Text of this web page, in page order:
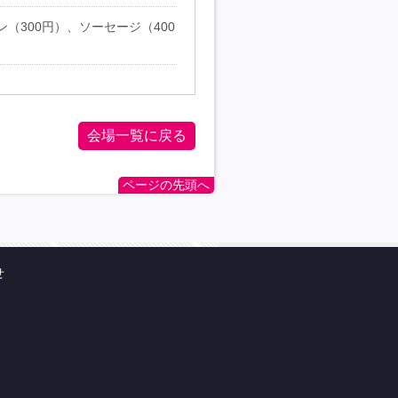
（300円）、ソーセージ（400
会場一覧に戻る
ページの先頭へ